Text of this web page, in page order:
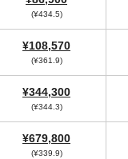
(¥434.5)
¥108,570
(¥361.9)
¥344,300
(¥344.3)
¥679,800
(¥339.9)